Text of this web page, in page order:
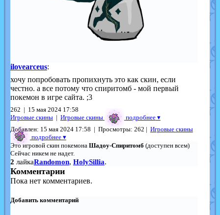
ilovearceus:
хочу попробовать пропихнуть это как скин, если
честно. а все потому что спиритомб - мой первый
покемон в игре сайта. ;3
262 | 15 мая 2024 17:58
Игровые скины | Игровые скины подробнее▾
Добавлен: 15 мая 2024 17:58 | Просмотры: 262 | Игровые скины
подробнее ▾
Это игровой скин покемона Шадоу-Спиритомб (доступен всем)
Сейчас никем не надет.
2 лайкаRandomon, HolySillia.
Комментарии
Пока нет комментариев.
Добавить комментарий